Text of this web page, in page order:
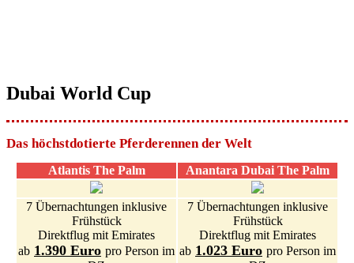
Dubai World Cup
Das höchstdotierte Pferderennen der Welt
Atlantis The Palm Anantara Dubai The Palm
7 Übernachtungen inklusive
Frühstück
Direktflug mit Emirates
ab 1.390 Euro pro Person im
7 Übernachtungen inklusive
Frühstück
Direktflug mit Emirates
ab 1.023 Euro pro Person im